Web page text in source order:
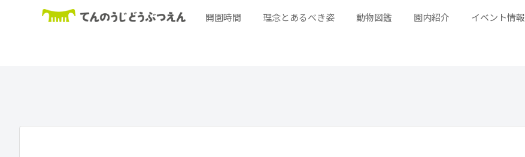
開園時間 理念とあるべき姿 動物図鑑 園内紹介 イベント情報